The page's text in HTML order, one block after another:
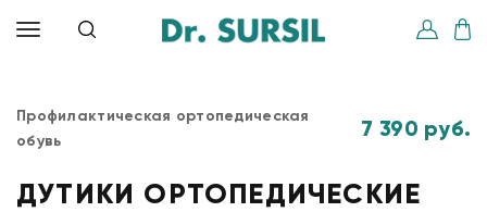
Профилактическая ортопедическая
обувь
7 390 руб.
ДУТИКИ ОРТОПЕДИЧЕСКИЕ